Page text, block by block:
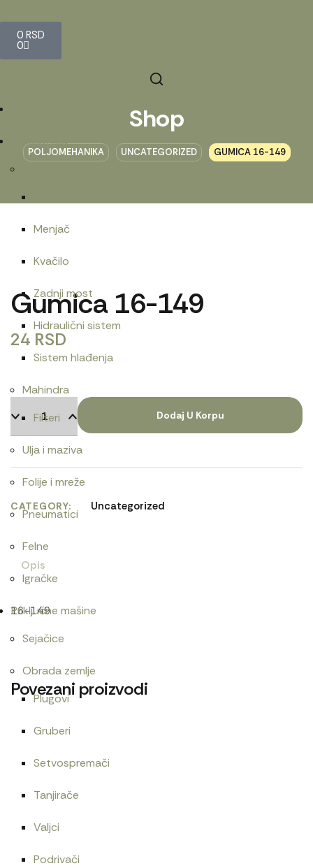
0 RSD
0
Prodavnica
Menjač
Kvačilo
Zadnji most
Hidraulični sistem
Sistem hlađenja
Mahindra
Filteri
Ulja i maziva
Folije i mreže
Pneumatici
Felne
Igračke
Priključne mašine
Sejačice
Obrada zemlje
Plugovi
Gruberi
Setvospremači
Tanjirače
Valjci
Podrivači
Shop
POLJOMEHANIKA UNCATEGORIZED GUMICA 16-149
Gumica 16-149
24 RSD
Dodaj U Korpu
CATEGORY Uncategorized
Opis
16-149
Povezani proizvodi
Zaptivač usisne grane 1221